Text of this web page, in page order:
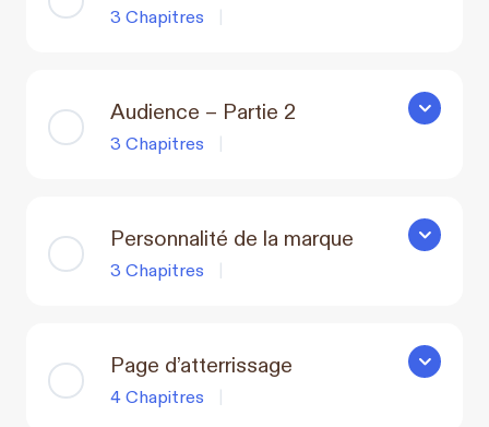
3 Chapitres |
Audience – Partie 2
3 Chapitres |
Audience
Personnalité de la marque
3 Chapitres |
Page d’atterrissage
4 Chapitres |
Page